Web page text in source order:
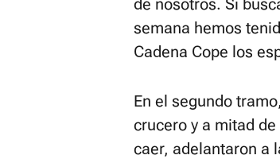
de nosotros. Si
semana hemos
Cadena Cope los
En el segundo
crucero y a mitad
caer, adelantaron a